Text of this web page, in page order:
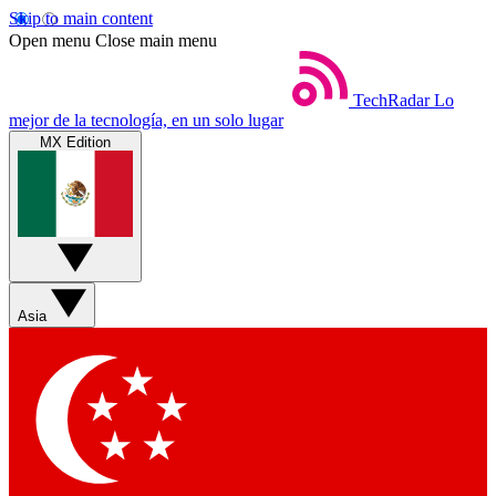
Skip to main content
Open menu Close main menu
TechRadar Lo
mejor de la tecnología, en un solo lugar
MX Edition
Asia